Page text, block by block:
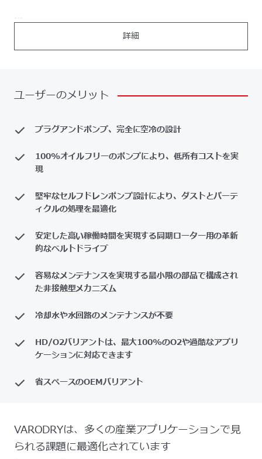
詳細
ユーザーのメリット
プラグアンドポンプ、完全に空冷の設計
100%オイルフリーのポンプにより、低所有コストを実
現
堅牢なセルフドレンポンプ設計により、ダストとパーテ
ィクルの処理を最適化
安定した高い稼働時間を実現する同期ローター用の革新
的なベルトドライブ
容易なメンテナンスを実現する最小限の部品で構成され
た非接触型メカニズム
冷却水や水回路のメンテナンスが不要
HD/O2バリアントは、最大100%のO2や過酷なアプリ
ケーションに対応できます
省スペースのOEMバリアント
VARODRYは、多くの産業アプリケーションで見
られる課題に最適化されています